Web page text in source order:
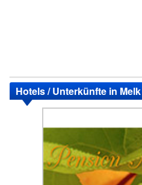
Hotels / Unterkünfte in Melk